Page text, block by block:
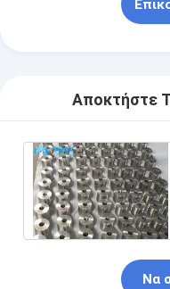
Αποκτήστε
Να